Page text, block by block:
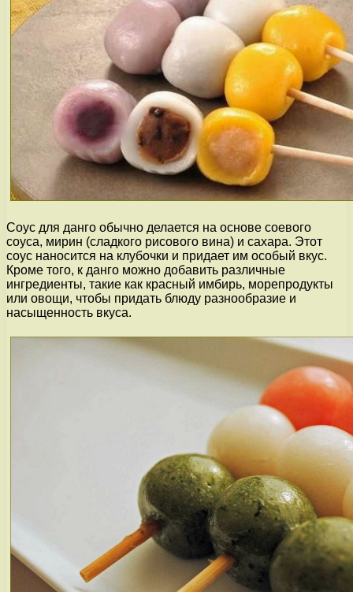
Соус для данго обычно делается на основе соевого
соуса, мирин (сладкого рисового вина) и сахара. Этот
соус наносится на клубочки и придает им особый вкус.
Кроме того, к данго можно добавить различные
ингредиенты, такие как красный имбирь, морепродукты
или овощи, чтобы придать блюду разнообразие и
насыщенность вкуса.